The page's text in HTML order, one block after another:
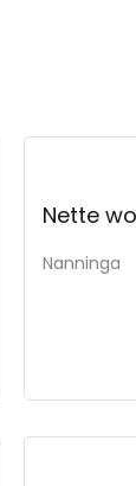
Nanninga